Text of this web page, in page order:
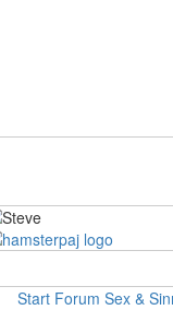
Start Forum Sex &